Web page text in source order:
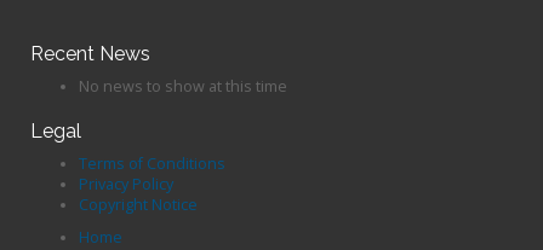
Recent News
No news to show at this time
Legal
Terms of Conditions
Privacy Policy
Copyright Notice
Home